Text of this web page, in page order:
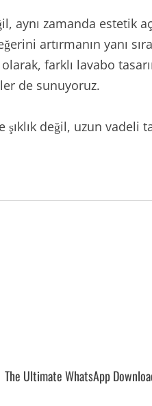
aynı zamanda estetik
artırmanın yanı
farklı lavabo
de sunuyoruz.
değil, uzun vadeli
The Ultimate WhatsApp